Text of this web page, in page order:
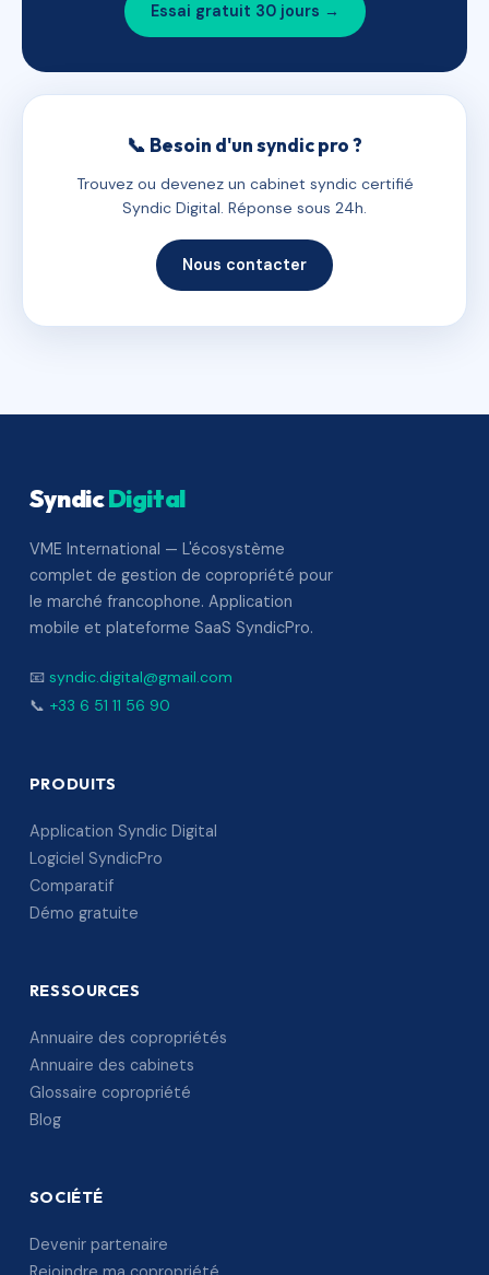
Essai gratuit 30 jours →
📞 Besoin d'un syndic pro ?
Trouvez ou devenez un cabinet syndic certifié
Syndic Digital. Réponse sous 24h.
Nous contacter
SyndicDigital
VME International — L'écosystème
complet de gestion de copropriété pour
le marché francophone. Application
mobile et plateforme SaaS SyndicPro.
📧 syndic.digital@gmail.com
📞 +33 6 51 11 56 90
PRODUITS
Application Syndic Digital
Logiciel SyndicPro
Comparatif
Démo gratuite
RESSOURCES
Annuaire des copropriétés
Annuaire des cabinets
Glossaire copropriété
Blog
SOCIÉTÉ
Devenir partenaire